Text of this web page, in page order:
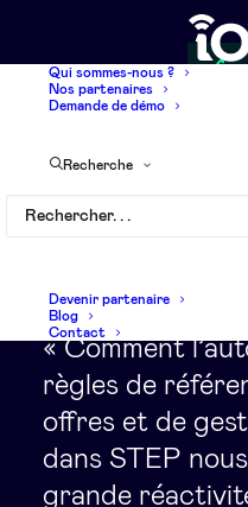
Qui sommes-nous ?
Nos partenaires
Demande de démo
Recherche
Devenir partenaire
Blog
Contact
« Comment
règles de
offres et de
dans STEP
grande